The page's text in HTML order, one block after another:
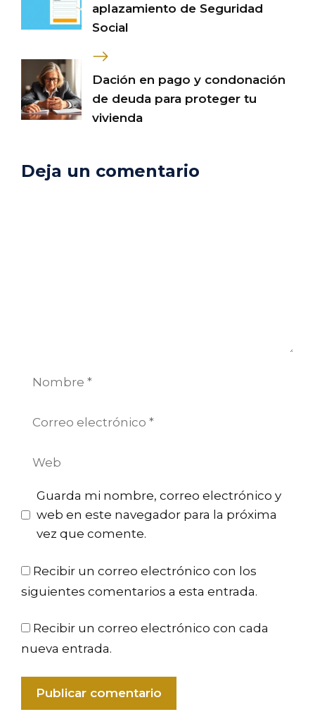
aplazamiento de Seguridad
Social
Dación en pago y condonación
de deuda para proteger tu
vivienda
Deja un comentario
Nombre
Correo
Web
Guarda mi nombre, correo electrónico y
web en este navegador para la próxima
vez que comente.
Recibir un correo electrónico con los
siguientes comentarios a esta entrada.
Recibir un correo electrónico con cada
nueva entrada.